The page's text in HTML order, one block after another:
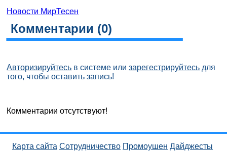
Новости МирТесен
Комментарии (0)
Авторизируйтесь в системе илизарегестрируйтесь для
того, чтобы оставить запись!
Комментарии отсутствуют!
Карта сайта Сотрудничество Промоушен Дайджесты